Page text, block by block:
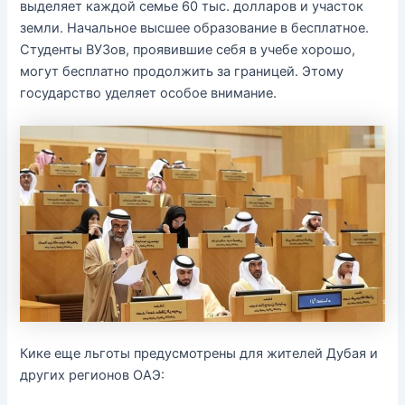
выделяет каждой семье 60 тыс. долларов и участок
земли. Начальное высшее образование в бесплатное.
Студенты ВУЗов, проявившие себя в учебе хорошо,
могут бесплатно продолжить за границей. Этому
государство уделяет особое внимание.
Кике еще льготы предусмотрены для жителей Дубая и
других регионов ОАЭ: